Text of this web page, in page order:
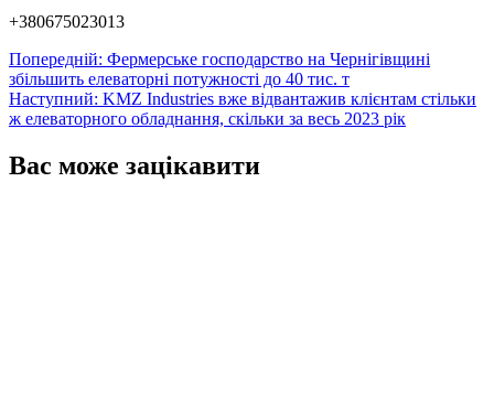
+380675023013
Навігація
записів
Попередній: Фермерське господарство на Чернігівщині
збільшить елеваторні потужності до 40 тис. т
Наступний: KMZ Industries вже відвантажив клієнтам стільки
ж елеваторного обладнання, скільки за весь 2023 рік
Вас може зацікавити